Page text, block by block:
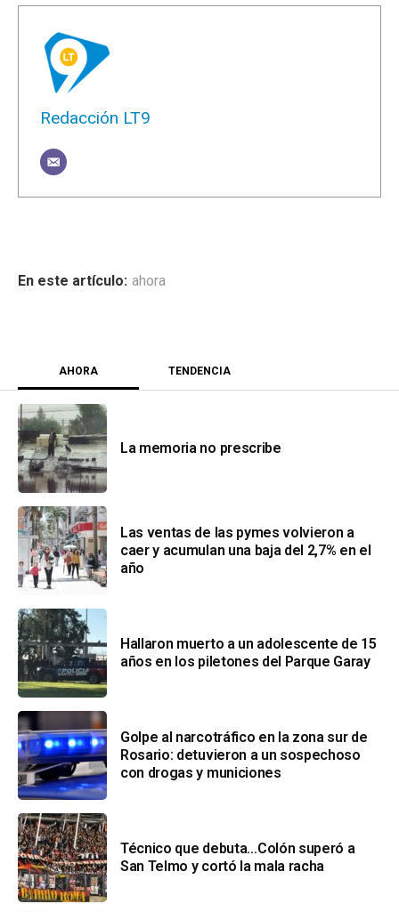
Redacción LT9
ahora
AHORA TENDENCIA
La memoria no prescribe
Las ventas de las pymes volvieron a
caer y acumulan una baja del 2,7% en el
año
Hallaron muerto a un adolescente de 15
años en los piletones del Parque Garay
Golpe al narcotráfico en la zona sur de
Rosario: detuvieron a un sospechoso
con drogas y municiones
Técnico que debuta…Colón superó a
San Telmo y cortó la mala racha